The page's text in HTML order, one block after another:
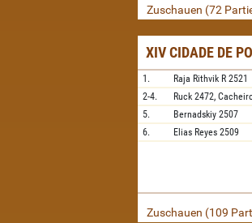
Zuschauen (72
XIV CIDADE DE
1. Raja Rithvik R 2521
2-4.
Ruck 2472,
5.
Bernadskiy 2507
6.
Elias Reyes 2509
Zuschauen (109